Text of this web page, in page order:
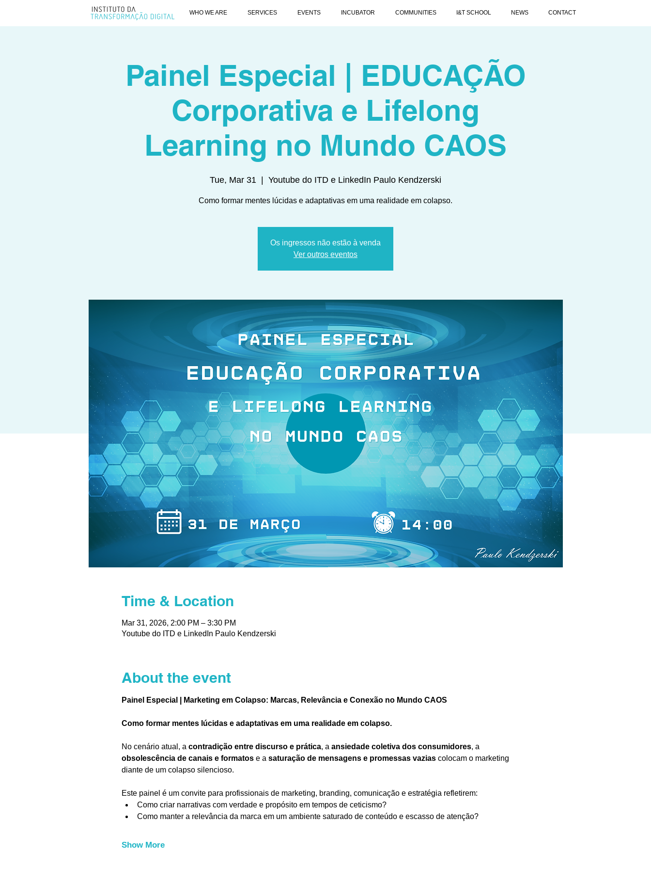
WHO WE ARE SERVICES EVENTS INCUBATOR COMMUNITIES I&T SCHOOL NEWS CONTACT
Painel Especial | EDUCAÇÃO
Corporativa e Lifelong
Learning no Mundo CAOS
Tue, Mar 31 Youtube do ITD e LinkedIn Paulo Kendzerski
Como formar mentes lúcidas e adaptativas em uma realidade em colapso.
Os ingressos não estão à venda
Ver outros eventos
Time & Location
Mar 31, 2026, 2:00 PM – 3:30 PM
Youtube do ITD e LinkedIn Paulo Kendzerski
About the event
Painel Especial | Marketing em Colapso: Marcas, Relevância e Conexão no Mundo CAOS
Como formar mentes lúcidas e adaptativas em uma realidade em colapso.
No cenário atual, a contradição entre discurso e prática, a ansiedade coletiva dos consumidores, a
obsolescência de canais e formatos e a saturação de mensagens e promessas vazias colocam o marketing
diante de um colapso silencioso.
Este painel é um convite para profissionais de marketing, branding, comunicação e estratégia refletirem:
Como criar narrativas com verdade e propósito em tempos de ceticismo?
Como manter a relevância da marca em um ambiente saturado de conteúdo e escasso de atenção?
Show More